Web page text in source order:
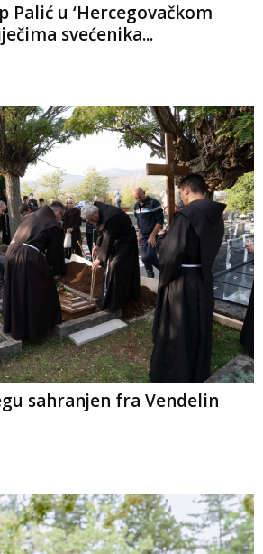
Palić u ‘Hercegovačkom
svećenika...
sahranjen fra Vendelin